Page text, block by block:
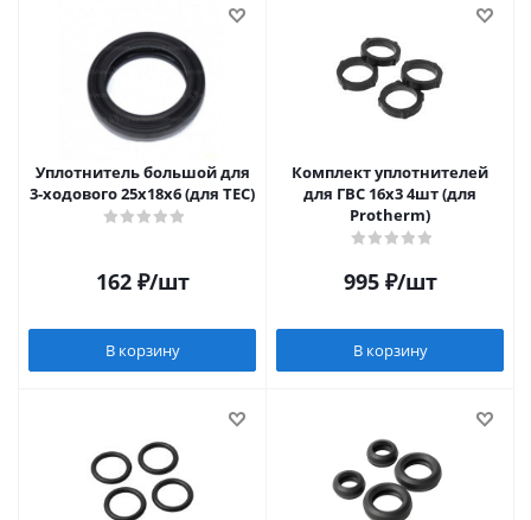
Уплотнитель большой для
3-ходового 25x18x6 (для TEC)
162₽/шт
В корзину
Комплект уплотнителей
для ГВС 16x3 4шт (для
Protherm)
995₽/шт
В корзину